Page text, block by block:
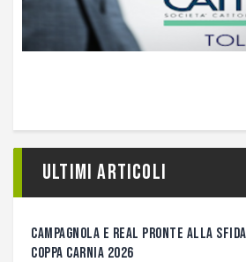
Ultimi articoli
CAMPAGNOLA E REAL PRONTE ALLA
COPPA CARNIA 2026